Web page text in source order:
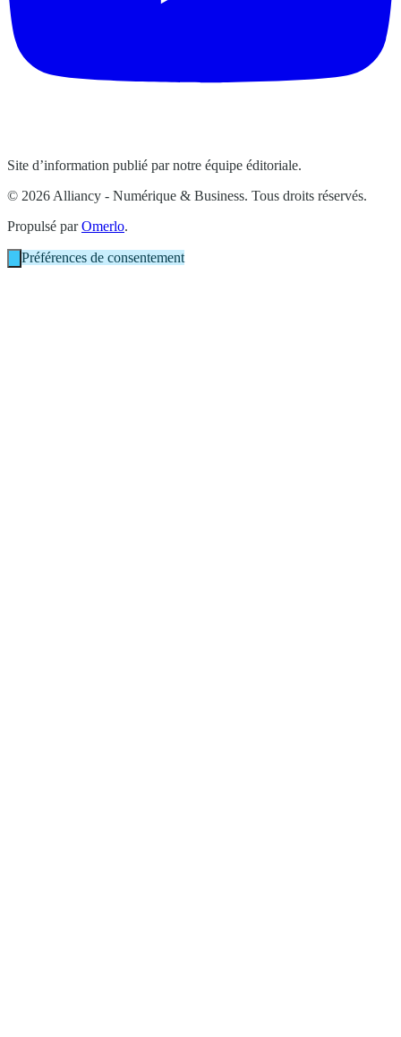
Site d’information publié par notre équipe éditoriale.
© 2026 Alliancy - Numérique & Business. Tous droits réservés.
Propulsé parOmerlo.
Préférences de consentement